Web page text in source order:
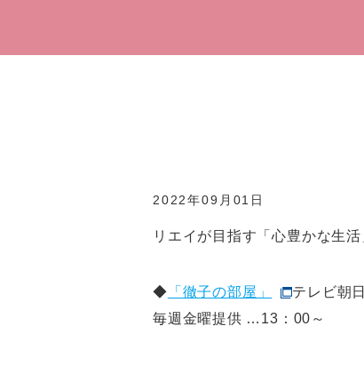
2022年09月01日
リエイが目指す「心豊かな生
◆ 「徹子の部屋」
テレビ朝
毎週金曜提供 …13：00～